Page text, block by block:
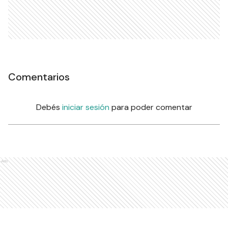
Comentarios
Debés iniciar sesión para poder comentar
Ads